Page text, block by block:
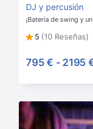
DJ y percusión
¡Batería de swing y
5 (10 Reseñas)
795 € - 2195